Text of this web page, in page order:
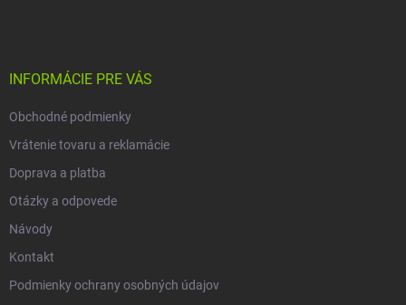
INFORMÁCIE PRE VÁS
Obchodné podmienky
Vrátenie tovaru a reklamácie
Doprava a platba
Otázky a odpovede
Návody
Kontakt
Podmienky ochrany osobných údajov